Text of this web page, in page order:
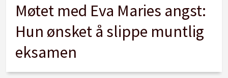
Møtet med Eva Maries angst:
Hun ønsket å slippe muntlig
eksamen